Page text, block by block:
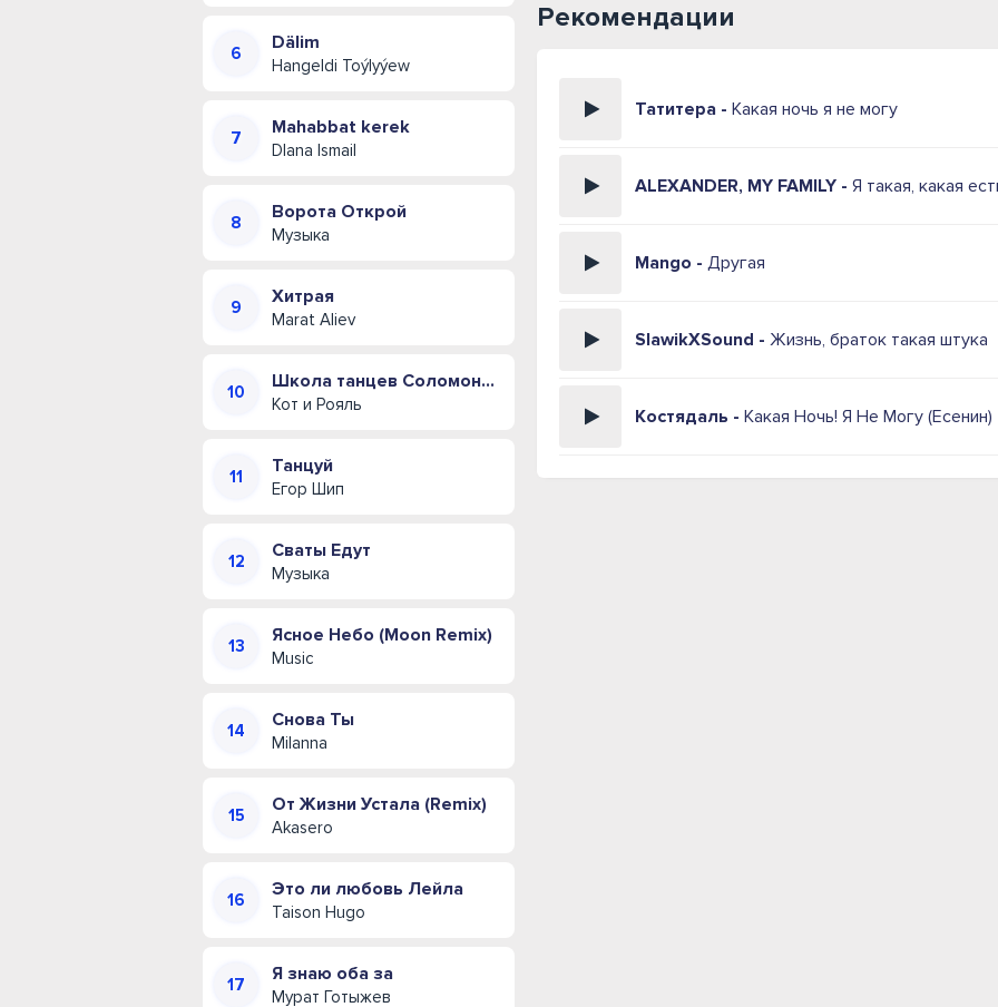
Dälim
Hangeldi Toýlyýew
Mahabbat kerek
DIana Ismail
Ворота Открой
Музыка
Хитрая
Marat Aliev
Школа танцев Соломона Пляра (Одесская музыкальная комедия)
Кот и Рояль
Танцуй
Егор Шип
Сваты Едут
Музыка
Ясное Небо (Moon Remix)
Music
Снова Ты
Milanna
От Жизни Устала (Remix)
Akasero
Это ли любовь Лейла
Taison Hugo
Я знаю оба за
Мурат Готыжев
Рекомендации
Татитера - Какая ночь я не могу
ALEXANDER, MY FAMILY - Я такая, какая
Mango - Другая
SlawikXSound - Жизнь, браток такая штука
Костядаль - Какая Ночь! Я Не Могу (Есенин)